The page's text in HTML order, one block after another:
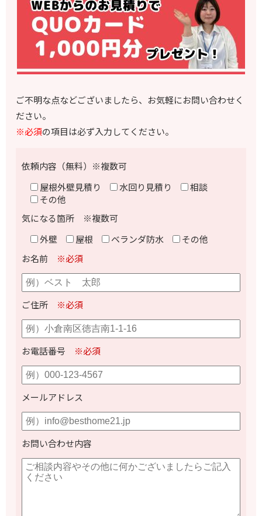
ご不明な点などございましたら、お気軽にお問い合わせく
ださい。
※必須の項目は必ず入力してください。
依頼内容（無料）※複数可
屋根外壁見積り
水回り見積り
相談
その他
気になる箇所 ※複数可
外壁
屋根 ベランダ防水
その他
お名前 ※必須
ご住所 ※必須
お電話番号 ※必須
メールアドレス
お問い合わせ内容